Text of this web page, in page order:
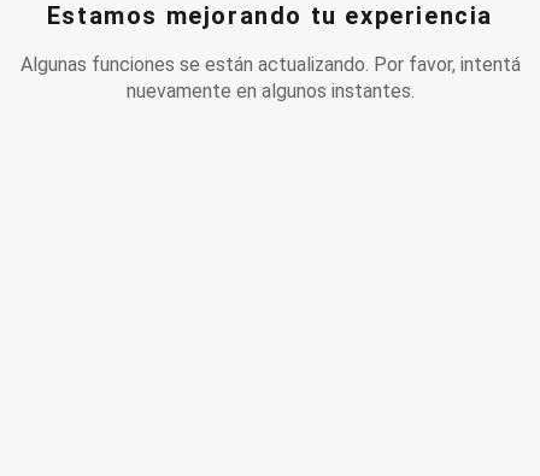
Estamos mejorando tu experiencia
Algunas funciones se están actualizando. Por favor, intentá
nuevamente en algunos instantes.